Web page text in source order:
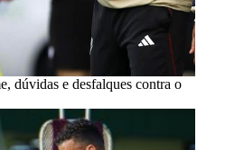
dúvidas e desfalques contra o